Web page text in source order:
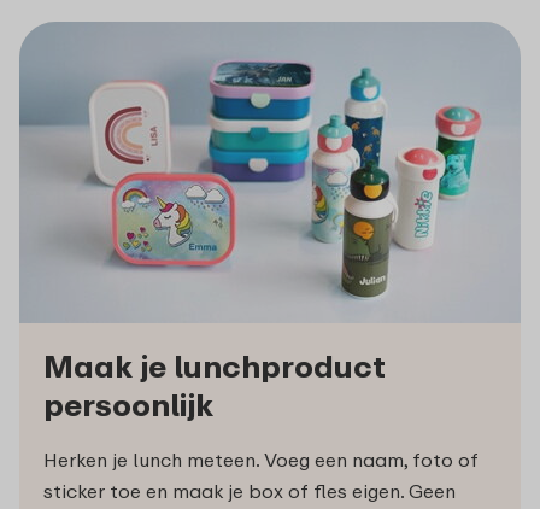
Maak je lunchproduct
persoonlijk
Herken je lunch meteen. Voeg een naam, foto of
sticker toe en maak je box of fles eigen. Geen